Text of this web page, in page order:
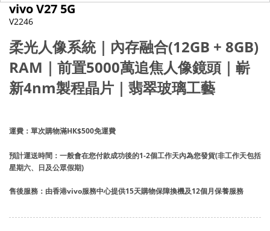
vivo V27 5G
V2246
柔光人像系統｜ 內存融合(12GB + 8GB)
RAM ｜前置5000萬追焦人像鏡頭｜嶄
新4nm製程晶片｜翡翠玻璃工藝
運費：單次購物滿HK$500免運費
預計運送時間：一般會在您付款成功後的1-2個工作天內為您發貨(非工作天包括
星期六、日及公眾假期)
售後服務：由香港vivo服務中心提供15天購物保障換機及12個月保養服務